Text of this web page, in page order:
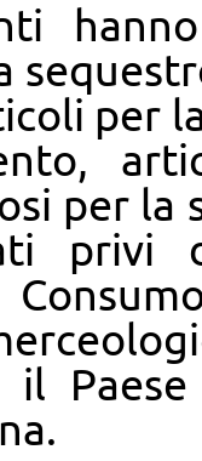
per
per
privi
il